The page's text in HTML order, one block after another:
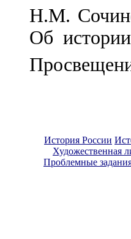
Н.М.
Об
История России
Художественная
Проблемные